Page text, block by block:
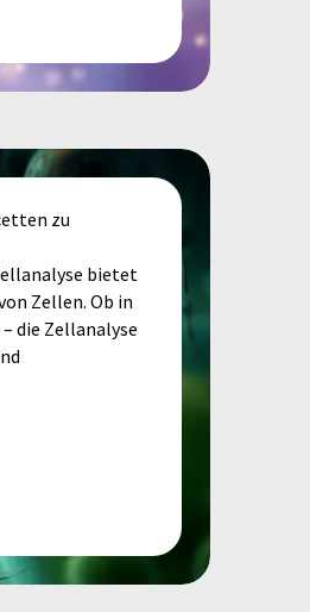
zu
bietet
Zellen. Ob in
die Zellanalyse